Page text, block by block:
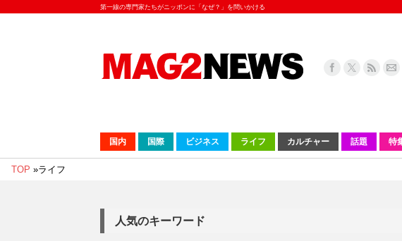
第一線の専門家たちがニッポンに「なぜ？」を問いかける
国内 国際 ビジネス ライフ カルチャー 話題 特
TOP »ライフ
人気のキーワード